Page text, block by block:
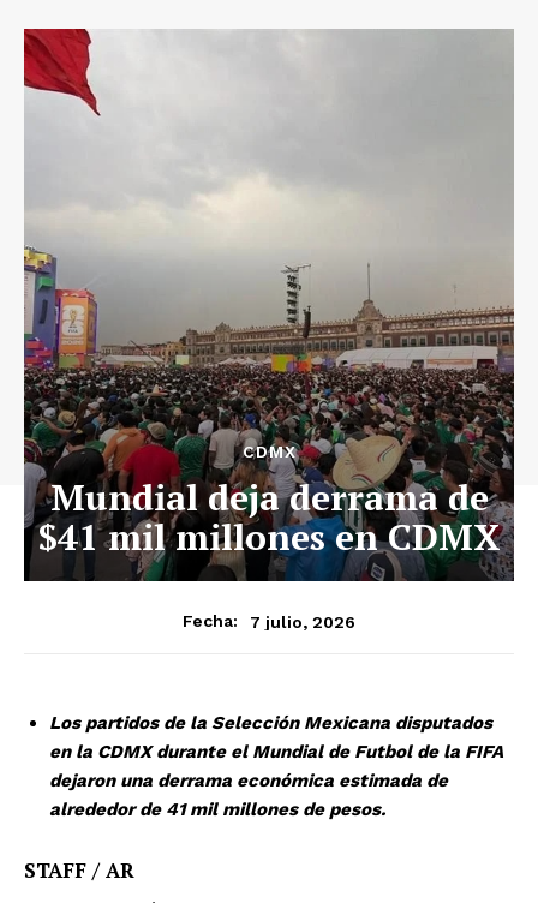
CDMX
Mundial deja derrama de
$41 mil millones en CDMX
Fecha: 7 julio, 2026
Los partidos de la Selección Mexicana disputados
en la CDMX durante el Mundial de Futbol de la FIFA
dejaron una derrama económica estimada de
alrededor de 41 mil millones de pesos.
STAFF / AR